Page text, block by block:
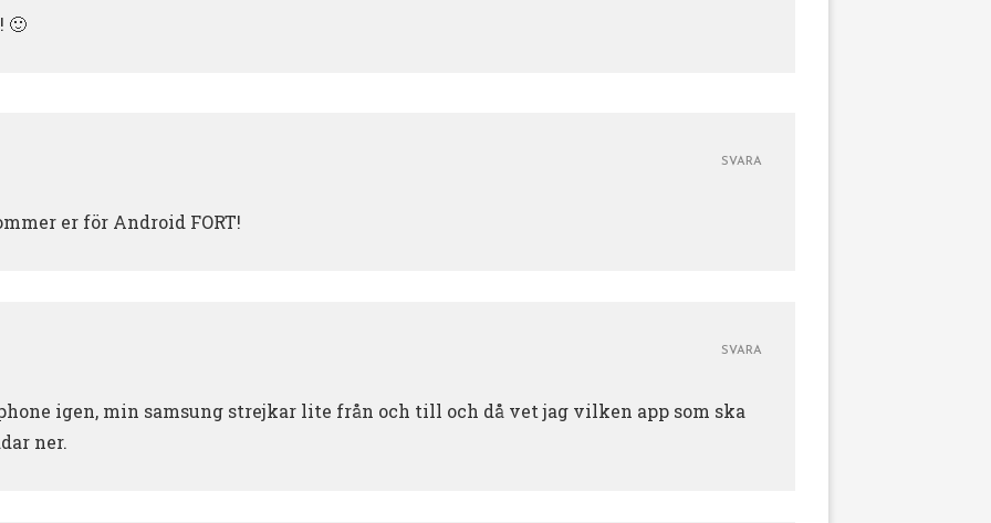
🙂
er för Android FORT!
SVARA
igen, min samsung strejkar lite från och till och då vet jag vilken app som ska
ner.
SVARA